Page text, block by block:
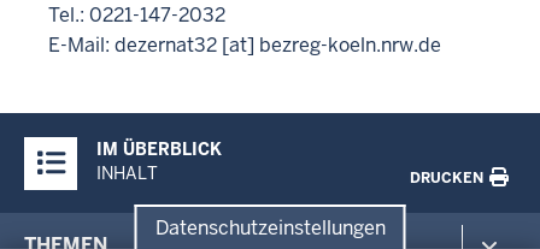
Datenschutzeinstellungen
Tel.: 0221-147-2032
E-Mail: dezernat32 [at] bezreg-koeln.nrw.de
Inhalte
IM ÜBERBLICK
INHALT
DRUCKEN